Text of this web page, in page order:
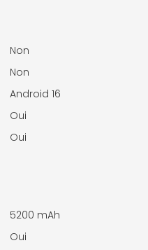
Non
Non
Android 16
Oui
Oui
5200 mAh
Oui